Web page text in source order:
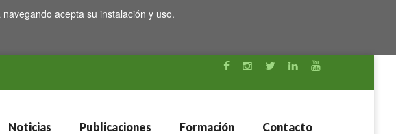
acepta su instalación y uso.
Noticias Publicaciones Formación Contacto